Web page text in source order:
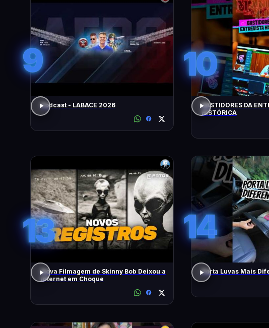
9
Podcast - LABACE 2026
10
BASTIDORES DA
HISTÓRICA
13
Nova Filmagem de Skinny Bob Deixou a
Internet em Choque
14
Porta Luvas Mais